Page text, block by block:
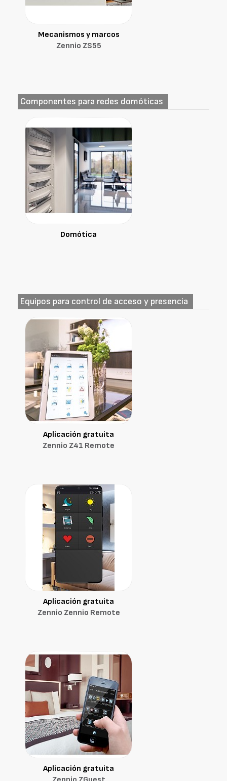
Mecanismos y marcos
Zennio ZS55
Componentes para redes domóticas
Domótica
Equipos para control de acceso y presencia
Aplicación gratuita
Zennio Z41 Remote
Aplicación gratuita
Zennio Zennio Remote
Aplicación gratuita